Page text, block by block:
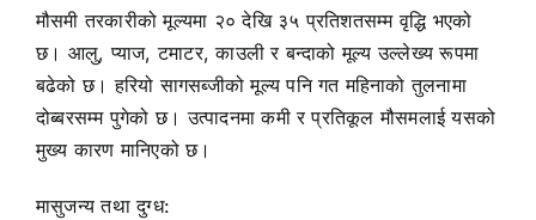
मौसमी तरकारीको मूल्यमा २० देखि ३५ प्रतिशतसम्म वृद्धि भएको
छ। आलु, प्याज, टमाटर, काउली र बन्दाको मूल्य उल्लेख्य रूपमा
बढेको छ। हरियो सागसब्जीको मूल्य पनि गत महिनाको तुलनामा
दोब्बरसम्म पुगेको छ। उत्पादनमा कमी र प्रतिकूल मौसमलाई यसको
मुख्य कारण मानिएको छ।
मासुजन्य तथा दुग्ध: